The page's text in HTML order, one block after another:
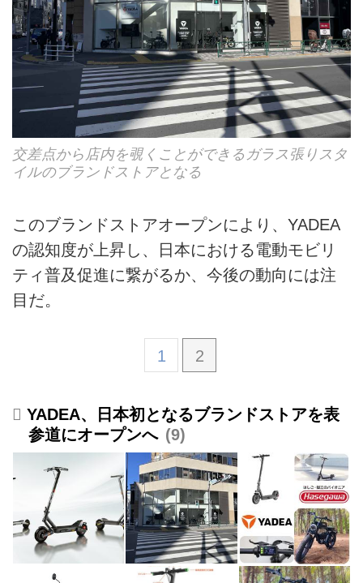
交差点から店内を覗くことができるガラス張りスタ
イルのブランドストアとなる
このブランドストアオープンにより、YADEA
の認知度が上昇し、日本における電動モビリ
ティ普及促進に繋がるか、今後の動向には注
目だ。
1 2
YADEA、日本初となるブランドストアを表
参道にオープンへ
9